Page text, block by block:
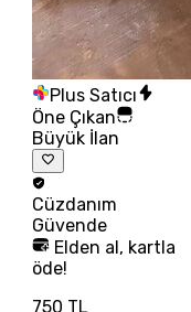
Plus Satıcı
Öne Çıkan
Büyük İlan
Cüzdanım
Güvende
Elden al, kartla
öde!
750 TL